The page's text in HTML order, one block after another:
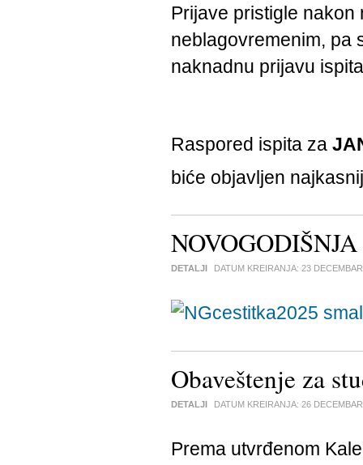
Prijave pristigle
neblagovremenim, pa
naknadnu prijavu
Raspored ispita za
biće objavljen
DETALJI DATUM KREIRANJA: 23
Obaveštenje za
DETALJI DATUM KREIRANJA: 26
Prema utvrđenom